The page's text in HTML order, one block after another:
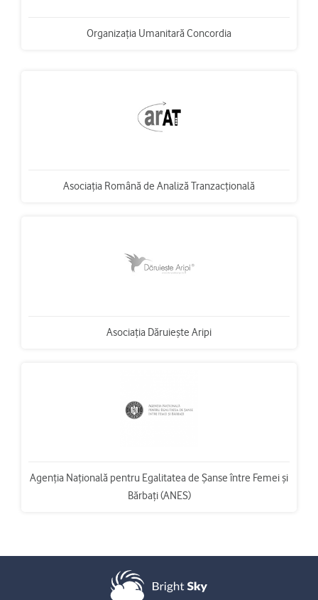
Organizația Umanitară Concordia
Asociația Română de Analiză Tranzacțională
Asociația Dăruiește Aripi
Agenția Națională pentru Egalitatea de Șanse între Femei și
Bărbați (ANES)